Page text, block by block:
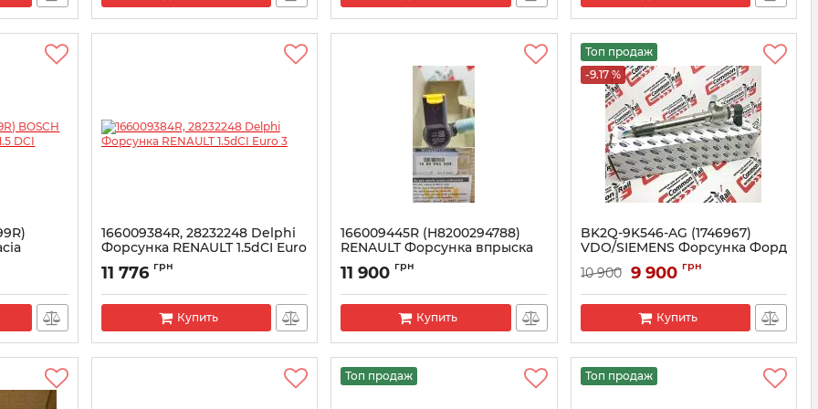
166009384R, 28232248 Delphi
Форсунка RENAULT 1.5dCI Euro
Артикул:
11 776 грн
Купить
166009445R (H8200294788)
RENAULT Форсунка впрыска
топлива 1.5 dCi
Артикул:
11 900 грн
Купить
Топ продаж
-9.17 %
BK2Q-9K546-AG (1746967)
VDO/SIEMENS Форсунка Форд
Транзит 2.2 TDCi
Артикул: 1746967
10 900 9 900 грн
Купить
Топ продаж Топ продаж